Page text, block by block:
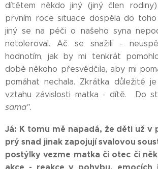
dítětem někdo jiný (jiný člen
prvním roce situace dospěla do toho
jiný se na péči o našeho syna
netoleroval. Ač se snažili -
hodnotím, jak by mi tenkrát
době někoho přesvědčila, aby mi
pomáhat nechala. Zkrátka důležité
vztahu závislosti matka - dítě. Do
sama".
Já: K tomu mě napadá, že děti už v
prý snad jinak zapojují svalovou
postýlky vezme matka či otec či